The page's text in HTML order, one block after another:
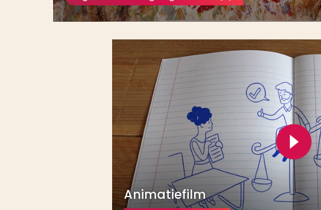
Animatiefilm